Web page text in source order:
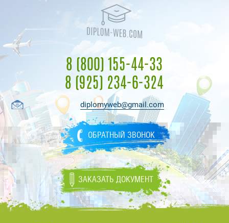
8 (800) 155-44-33
8 (925) 234-6-324
diplomyweb@gmail.com
ОБРАТНЫЙ ЗВОНОК
ЗАКАЗАТЬ ДОКУМЕНТ